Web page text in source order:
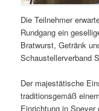
Die Teilnehmer
Rundgang ein
Bratwurst, Getränk
Schaustellerverband
Der majestätische
traditionsgemäß
Einrichtung in Speyer